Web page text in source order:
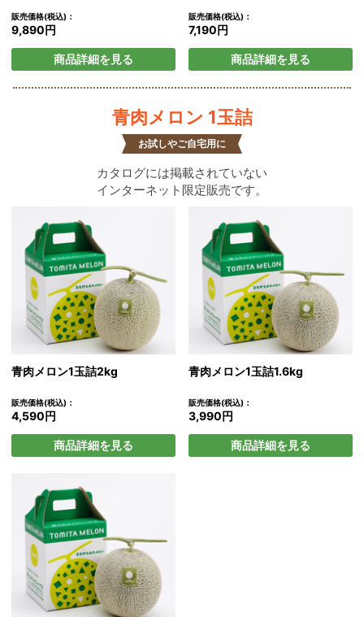
販売価格(税込)：
9,890円
商品詳細を見る
販売価格(税込)：
7,190円
商品詳細を見る
青肉メロン 1玉詰
お試しやご自宅用に
カタログには掲載されていない
インターネット限定販売です。
青肉メロン1玉詰2kg
販売価格(税込)：
4,590円
商品詳細を見る
青肉メロン1玉詰1.6kg
販売価格(税込)：
3,990円
商品詳細を見る